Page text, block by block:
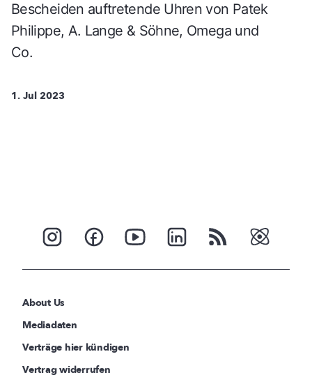
Bescheiden auftretende Uhren von Patek
Philippe, A. Lange & Söhne, Omega und
Co.
1. Jul 2023
About Us
Mediadaten
Verträge hier kündigen
Vertrag widerrufen